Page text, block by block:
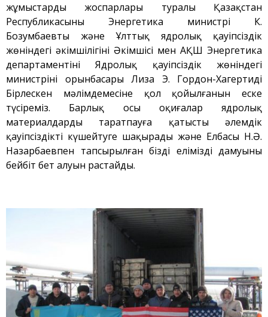
Зерттеу реакторларын
конверсиялау
Сутекті энергетика
Жаңалықтар
Жарияланымдармен
өнертабыстар
Хабарландырулар
Антитеррор
Фотоальбом
Метрологиялық қызмет
Қысымдағы ыдыстар
Қауiпсiздiк сараптамасы
Құжаттаманы әзірлеу
ЯМ, ИСК, РЗ, РАҚ
тасымалдау
ЯМ, ИСК, РЗ, РАҚ сақтау
жұмыстардың жоспарлары туралы Қазақстан
Республикасының Энергетика министрі К.
Бозумбаевтың және Ұлттық ядролық қауіпсіздік
жөніндегі әкімшілігінің Әкімшісі мен АҚШ Энергетика
департаментінің Ядролық қауіпсіздік жөніндегі
министрінің орынбасары Лиза Э. Гордон-Хагертидің
Бірлескен мәлімдемесіне қол қойылғанын еске
түсіреміз. Барлық осы оқиғалар ядролық
материалдарды таратпауға қатысты әлемдік
қауіпсіздікті күшейтуге шақырады және Елбасы Н.Ә.
Назарбаевпен тапсырылған біздің еліміздің дамуының
бейбіт бет алуын растайды.